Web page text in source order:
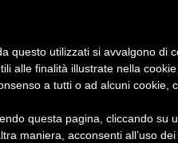
questo utilizzati si avvalgono di
alle finalità illustrate nella
a tutti o ad alcuni cookie,
questa pagina, cliccando su
maniera, acconsenti all’uso